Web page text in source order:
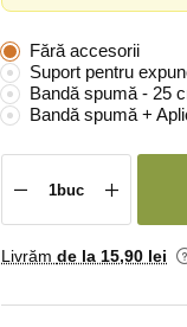
Fără accesorii
Suport pentru
Bandă spumă - 25
Bandă spumă +
Livrăm de la 15,90 lei